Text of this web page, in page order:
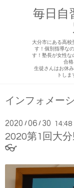
毎日自
大分市にある高校
す！個別指導な
す！塾長が女性な
合格
生徒さんはお休
トし
インフォメー
2020 /06 / 30 14:48
2020第1回大
👓